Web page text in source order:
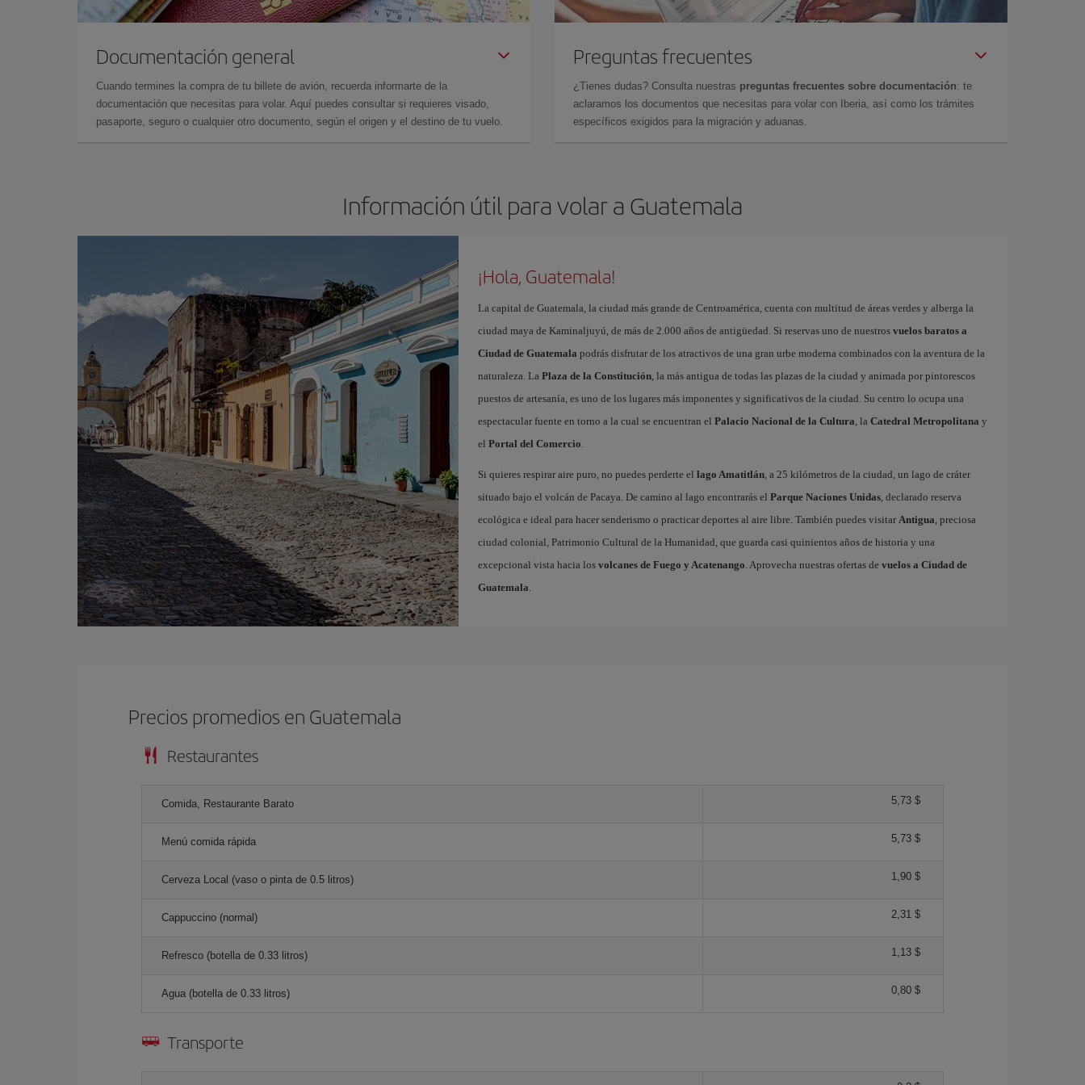
Documentación general
Cuando termines la compra de tu billete de avión, recuerda informarte de la
documentación que necesitas para volar. Aquí puedes consultar si requieres visado,
pasaporte, seguro o cualquier otro documento, según el origen y el destino de tu vuelo.
Preguntas frecuentes
¿Tienes dudas? Consulta nuestras preguntas frecuentes sobre documentación: te
aclaramos los documentos que necesitas para volar con Iberia, así como los trámites
específicos exigidos para la migración y aduanas.
Información útil para volar a Guatemala
¡Hola, Guatemala!
La capital de Guatemala, la ciudad más grande de Centroamérica, cuenta con multitud de áreas verdes y alberga la
ciudad maya de Kaminaljuyú, de más de 2.000 años de antigüedad. Si reservas uno de nuestros vuelos baratos a
Ciudad de Guatemala podrás disfrutar de los atractivos de una gran urbe moderna combinados con la aventura de la
naturaleza. La Plaza de la Constitución, la más antigua de todas las plazas de la ciudad y animada por pintorescos
puestos de artesanía, es uno de los lugares más imponentes y significativos de la ciudad. Su centro lo ocupa una
espectacular fuente en torno a la cual se encuentran el Palacio Nacional de la Cultura, la Catedral Metropolitana y
el Portal del Comercio.
Si quieres respirar aire puro, no puedes perderte el lago Amatitlán, a 25 kilómetros de la ciudad, un lago de cráter
situado bajo el volcán de Pacaya. De camino al lago encontrarás el Parque Naciones Unidas, declarado reserva
ecológica e ideal para hacer senderismo o practicar deportes al aire libre. También puedes visitar Antigua, preciosa
ciudad colonial, Patrimonio Cultural de la Humanidad, que guarda casi quinientos años de historia y una
excepcional vista hacia los volcanes de Fuego y Acatenango. Aprovecha nuestras ofertas de vuelos a Ciudad de
Guatemala.
Precios promedios en Guatemala
Restaurantes
Comida, Restaurante Barato 5,73 $
Menú comida rápida 5,73 $
Cerveza Local (vaso o pinta de 0.5 litros) 1,90 $
Cappuccino (normal) 2,31 $
Refresco (botella de 0.33 litros) 1,13 $
Agua (botella de 0.33 litros) 0,80 $
Transporte